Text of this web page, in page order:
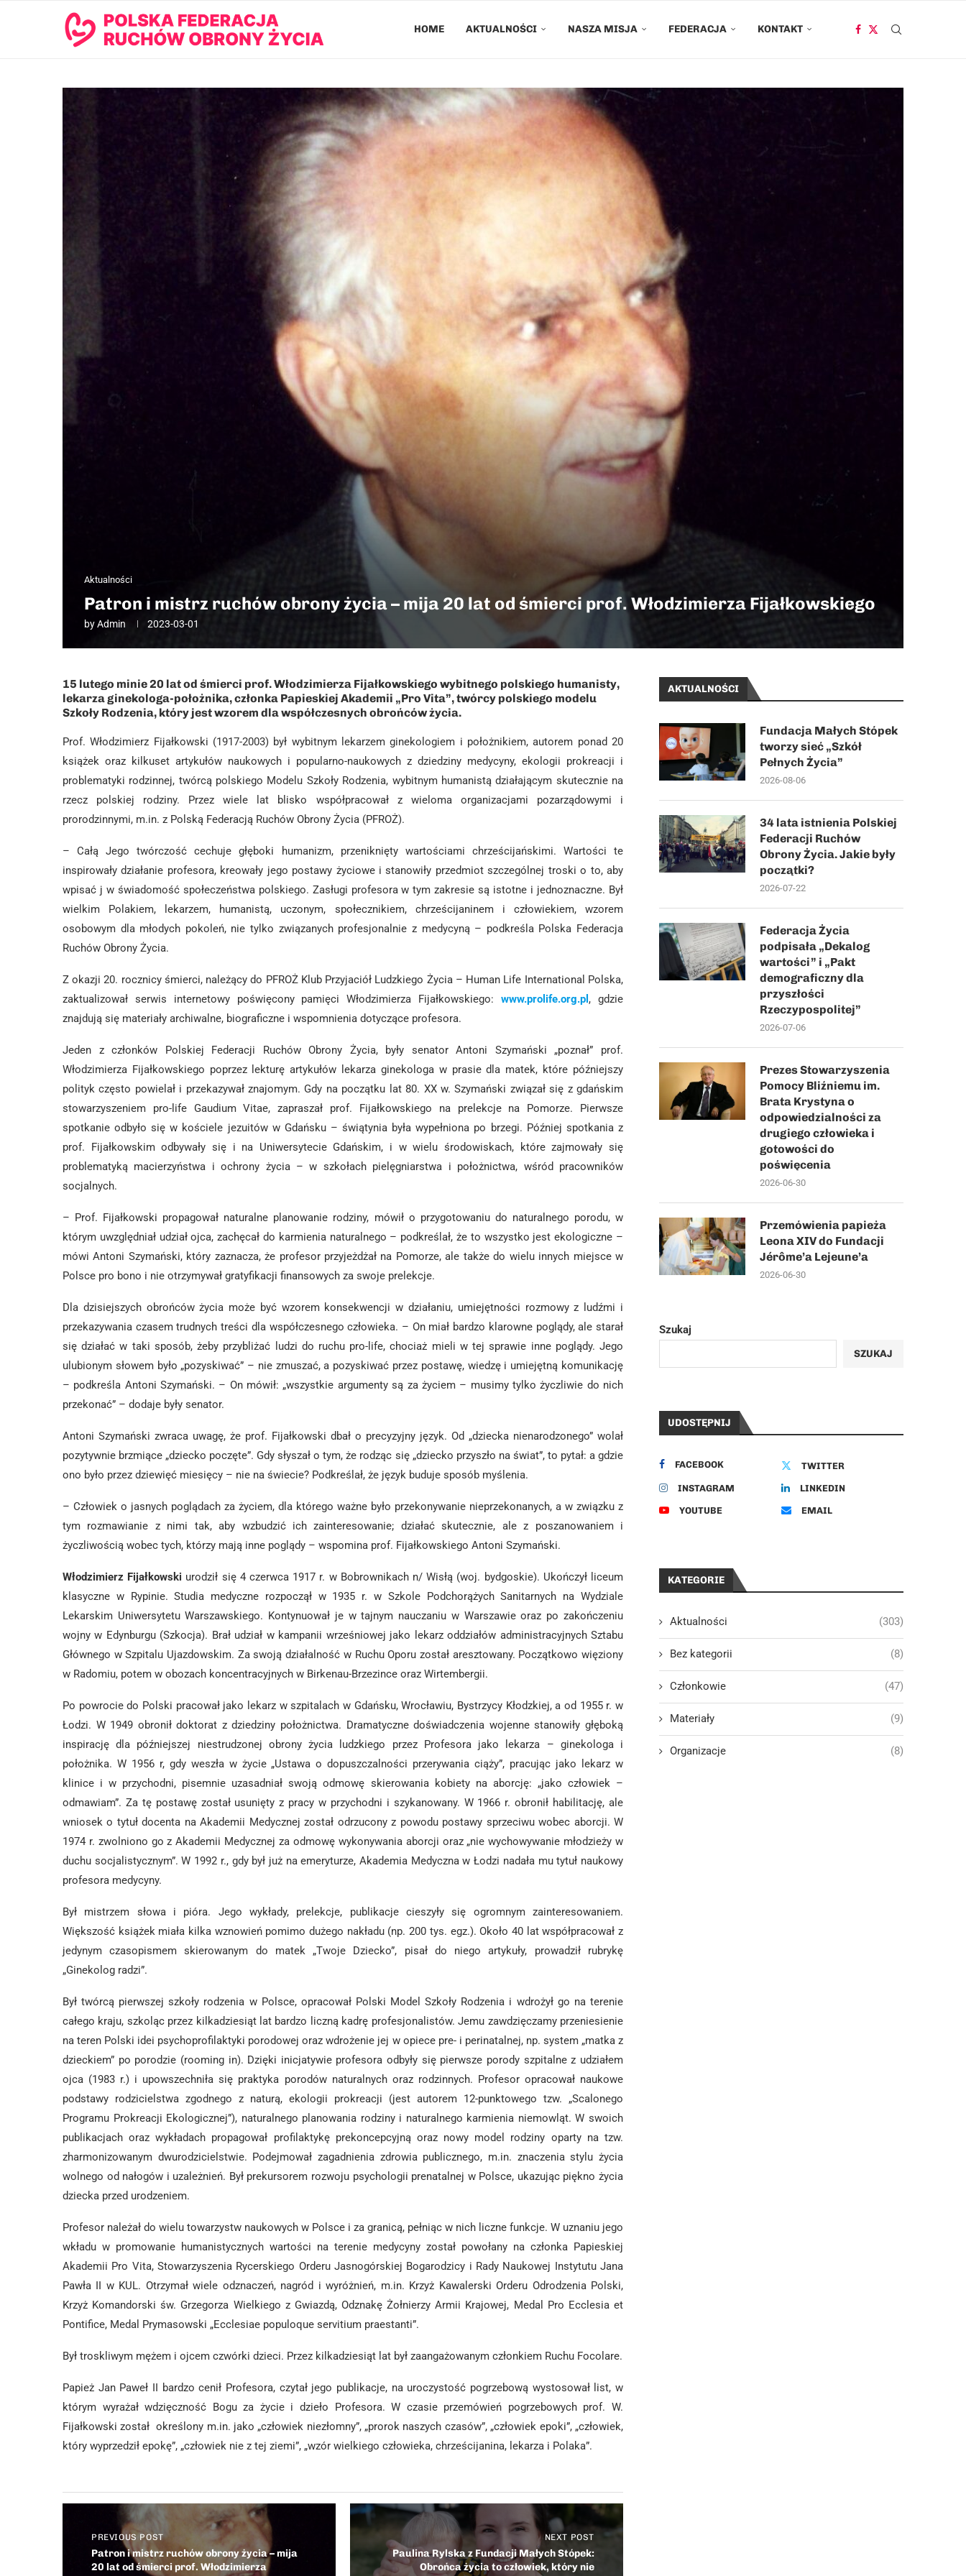
HOME AKTUALNOŚCI NASZA MISJA FEDERACJA KONTAKT
Aktualności
Patron i mistrz ruchów obrony życia – mija 20 lat od śmierci prof. Włodzimierza Fijałkowskiego
byAdmin 2023-03-01
15 lutego minie 20 lat od śmierci prof. Włodzimierza Fijałkowskiego wybitnego polskiego humanisty,
lekarza ginekologa-położnika, członka Papieskiej Akademii „Pro Vita”, twórcy polskiego modelu
Szkoły Rodzenia, który jest wzorem dla współczesnych obrońców życia.
Prof. Włodzimierz Fijałkowski (1917-2003) był wybitnym lekarzem ginekologiem i położnikiem, autorem ponad 20
książek oraz kilkuset artykułów naukowych i popularno-naukowych z dziedziny medycyny, ekologii prokreacji i
problematyki rodzinnej, twórcą polskiego Modelu Szkoły Rodzenia, wybitnym humanistą działającym skutecznie na
rzecz polskiej rodziny. Przez wiele lat blisko współpracował z wieloma organizacjami pozarządowymi i
prorodzinnymi, m.in. z Polską Federacją Ruchów Obrony Życia (PFROŻ).
– Całą Jego twórczość cechuje głęboki humanizm, przeniknięty wartościami chrześcijańskimi. Wartości te
inspirowały działanie profesora, kreowały jego postawy życiowe i stanowiły przedmiot szczególnej troski o to, aby
wpisać j w świadomość społeczeństwa polskiego. Zasługi profesora w tym zakresie są istotne i jednoznaczne. Był
wielkim Polakiem, lekarzem, humanistą, uczonym, społecznikiem, chrześcijaninem i człowiekiem, wzorem
osobowym dla młodych pokoleń, nie tylko związanych profesjonalnie z medycyną – podkreśla Polska Federacja
Ruchów Obrony Życia.
Z okazji 20. rocznicy śmierci, należący do PFROŻ Klub Przyjaciół Ludzkiego Życia – Human Life International Polska,
zaktualizował serwis internetowy poświęcony pamięci Włodzimierza Fijałkowskiego:www.prolife.org.pl , gdzie
znajdują się materiały archiwalne, biograficzne i wspomnienia dotyczące profesora.
Jeden z członków Polskiej Federacji Ruchów Obrony Życia, były senator Antoni Szymański „poznał” prof.
Włodzimierza Fijałkowskiego poprzez lekturę artykułów lekarza ginekologa w prasie dla matek, które późniejszy
polityk często powielał i przekazywał znajomym. Gdy na początku lat 80. XX w. Szymański związał się z gdańskim
stowarzyszeniem pro-life Gaudium Vitae, zapraszał prof. Fijałkowskiego na prelekcje na Pomorze. Pierwsze
spotkanie odbyło się w kościele jezuitów w Gdańsku – świątynia była wypełniona po brzegi. Później spotkania z
prof. Fijałkowskim odbywały się i na Uniwersytecie Gdańskim, i w wielu środowiskach, które zajmowały się
problematyką macierzyństwa i ochrony życia – w szkołach pielęgniarstwa i położnictwa, wśród pracowników
socjalnych.
– Prof. Fijałkowski propagował naturalne planowanie rodziny, mówił o przygotowaniu do naturalnego porodu, w
którym uwzględniał udział ojca, zachęcał do karmienia naturalnego – podkreślał, że to wszystko jest ekologiczne –
mówi Antoni Szymański, który zaznacza, że profesor przyjeżdżał na Pomorze, ale także do wielu innych miejsce w
Polsce pro bono i nie otrzymywał gratyfikacji finansowych za swoje prelekcje.
Dla dzisiejszych obrońców życia może być wzorem konsekwencji w działaniu, umiejętności rozmowy z ludźmi i
przekazywania czasem trudnych treści dla współczesnego człowieka. – On miał bardzo klarowne poglądy, ale starał
się działać w taki sposób, żeby przybliżać ludzi do ruchu pro-life, chociaż mieli w tej sprawie inne poglądy. Jego
ulubionym słowem było „pozyskiwać” – nie zmuszać, a pozyskiwać przez postawę, wiedzę i umiejętną komunikację
– podkreśla Antoni Szymański. – On mówił: „wszystkie argumenty są za życiem – musimy tylko życzliwie do nich
przekonać” – dodaje były senator.
Antoni Szymański zwraca uwagę, że prof. Fijałkowski dbał o precyzyjny język. Od „dziecka nienarodzonego” wolał
pozytywnie brzmiące „dziecko poczęte”. Gdy słyszał o tym, że rodząc się „dziecko przyszło na świat”, to pytał: a gdzie
ono było przez dziewięć miesięcy – nie na świecie? Podkreślał, że język buduje sposób myślenia.
– Człowiek o jasnych poglądach za życiem, dla którego ważne było przekonywanie nieprzekonanych, a w związku z
tym rozmawianie z nimi tak, aby wzbudzić ich zainteresowanie; działać skutecznie, ale z poszanowaniem i
życzliwością wobec tych, którzy mają inne poglądy – wspomina prof. Fijałkowskiego Antoni Szymański.
Włodzimierz Fijałkowski urodził się 4 czerwca 1917 r. w Bobrownikach n/ Wisłą (woj. bydgoskie). Ukończył liceum
klasyczne w Rypinie. Studia medyczne rozpoczął w 1935 r. w Szkole Podchorążych Sanitarnych na Wydziale
Lekarskim Uniwersytetu Warszawskiego. Kontynuował je w tajnym nauczaniu w Warszawie oraz po zakończeniu
wojny w Edynburgu (Szkocja). Brał udział w kampanii wrześniowej jako lekarz oddziałów administracyjnych Sztabu
Głównego w Szpitalu Ujazdowskim. Za swoją działalność w Ruchu Oporu został aresztowany. Początkowo więziony
w Radomiu, potem w obozach koncentracyjnych w Birkenau-Brzezince oraz Wirtembergii.
Po powrocie do Polski pracował jako lekarz w szpitalach w Gdańsku, Wrocławiu, Bystrzycy Kłodzkiej, a od 1955 r. w
Łodzi. W 1949 obronił doktorat z dziedziny położnictwa. Dramatyczne doświadczenia wojenne stanowiły głęboką
inspirację dla późniejszej niestrudzonej obrony życia ludzkiego przez Profesora jako lekarza – ginekologa i
położnika. W 1956 r, gdy weszła w życie „Ustawa o dopuszczalności przerywania ciąży”, pracując jako lekarz w
klinice i w przychodni, pisemnie uzasadniał swoją odmowę skierowania kobiety na aborcję: „jako człowiek –
odmawiam”. Za tę postawę został usunięty z pracy w przychodni i szykanowany. W 1966 r. obronił habilitację, ale
wniosek o tytuł docenta na Akademii Medycznej został odrzucony z powodu postawy sprzeciwu wobec aborcji. W
1974 r. zwolniono go z Akademii Medycznej za odmowę wykonywania aborcji oraz „nie wychowywanie młodzieży w
duchu socjalistycznym”. W 1992 r., gdy był już na emeryturze, Akademia Medyczna w Łodzi nadała mu tytuł naukowy
profesora medycyny.
Był mistrzem słowa i pióra. Jego wykłady, prelekcje, publikacje cieszyły się ogromnym zainteresowaniem.
Większość książek miała kilka wznowień pomimo dużego nakładu (np. 200 tys. egz.). Około 40 lat współpracował z
jedynym czasopismem skierowanym do matek „Twoje Dziecko”, pisał do niego artykuły, prowadził rubrykę
„Ginekolog radzi”.
Był twórcą pierwszej szkoły rodzenia w Polsce, opracował Polski Model Szkoły Rodzenia i wdrożył go na terenie
całego kraju, szkoląc przez kilkadziesiąt lat bardzo liczną kadrę profesjonalistów. Jemu zawdzięczamy przeniesienie
na teren Polski idei psychoprofilaktyki porodowej oraz wdrożenie jej w opiece pre- i perinatalnej, np. system „matka z
dzieckiem” po porodzie (rooming in). Dzięki inicjatywie profesora odbyły się pierwsze porody szpitalne z udziałem
ojca (1983 r.) i upowszechniła się praktyka porodów naturalnych oraz rodzinnych. Profesor opracował naukowe
podstawy rodzicielstwa zgodnego z naturą, ekologii prokreacji (jest autorem 12-punktowego tzw. „Scalonego
Programu Prokreacji Ekologicznej”), naturalnego planowania rodziny i naturalnego karmienia niemowląt. W swoich
publikacjach oraz wykładach propagował profilaktykę prekoncepcyjną oraz nowy model rodziny oparty na tzw.
zharmonizowanym dwurodzicielstwie. Podejmował zagadnienia zdrowia publicznego, m.in. znaczenia stylu życia
wolnego od nałogów i uzależnień. Był prekursorem rozwoju psychologii prenatalnej w Polsce, ukazując piękno życia
dziecka przed urodzeniem.
Profesor należał do wielu towarzystw naukowych w Polsce i za granicą, pełniąc w nich liczne funkcje. W uznaniu jego
wkładu w promowanie humanistycznych wartości na terenie medycyny został powołany na członka Papieskiej
Akademii Pro Vita, Stowarzyszenia Rycerskiego Orderu Jasnogórskiej Bogarodzicy i Rady Naukowej Instytutu Jana
Pawła II w KUL. Otrzymał wiele odznaczeń, nagród i wyróżnień, m.in. Krzyż Kawalerski Orderu Odrodzenia Polski,
Krzyż Komandorski św. Grzegorza Wielkiego z Gwiazdą, Odznakę Żołnierzy Armii Krajowej, Medal Pro Ecclesia et
Pontifice, Medal Prymasowski „Ecclesiae populoque servitium praestanti”.
Był troskliwym mężem i ojcem czwórki dzieci. Przez kilkadziesiąt lat był zaangażowanym członkiem Ruchu Focolare.
Papież Jan Paweł II bardzo cenił Profesora, czytał jego publikacje, na uroczystość pogrzebową wystosował list, w
którym wyrażał wdzięczność Bogu za życie i dzieło Profesora. W czasie przemówień pogrzebowych prof. W.
Fijałkowski został określony m.in. jako „człowiek niezłomny”, „prorok naszych czasów”, „człowiek epoki”, „człowiek,
który wyprzedził epokę”, „człowiek nie z tej ziemi”, „wzór wielkiego człowieka, chrześcijanina, lekarza i Polaka”.
PREVIOUS POST
Patron i mistrz ruchów obrony życia – mija
20 lat od śmierci prof. Włodzimierza
NEXT POST
Paulina Rylska z Fundacji Małych Stópek:
Obrońca życia to człowiek, który nie
AKTUALNOŚCI
Fundacja Małych Stópek
tworzy sieć „Szkół
Pełnych Życia”
2026-08-06
34 lata istnienia Polskiej
Federacji Ruchów
Obrony Życia. Jakie były
początki?
2026-07-22
Federacja Życia
podpisała „Dekalog
wartości” i „Pakt
demograficzny dla
przyszłości
Rzeczypospolitej”
2026-07-06
Prezes Stowarzyszenia
Pomocy Bliźniemu im.
Brata Krystyna o
odpowiedzialności za
drugiego człowieka i
gotowości do
poświęcenia
2026-06-30
Przemówienia papieża
Leona XIV do Fundacji
Jérôme’a Lejeune’a
2026-06-30
Szukaj
SZUKAJ
UDOSTĘPNIJ
FACEBOOK TWITTER
INSTAGRAM LINKEDIN
YOUTUBE EMAIL
KATEGORIE
Aktualności (303)
Bez kategorii (8)
Członkowie (47)
Materiały (9)
Organizacje (8)